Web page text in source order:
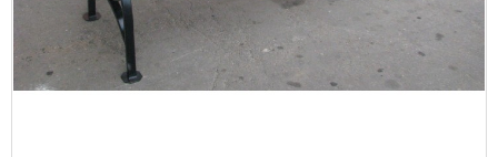
Cutii poştale
Alte produse
PARCĂRI PENTRU BICICLETE